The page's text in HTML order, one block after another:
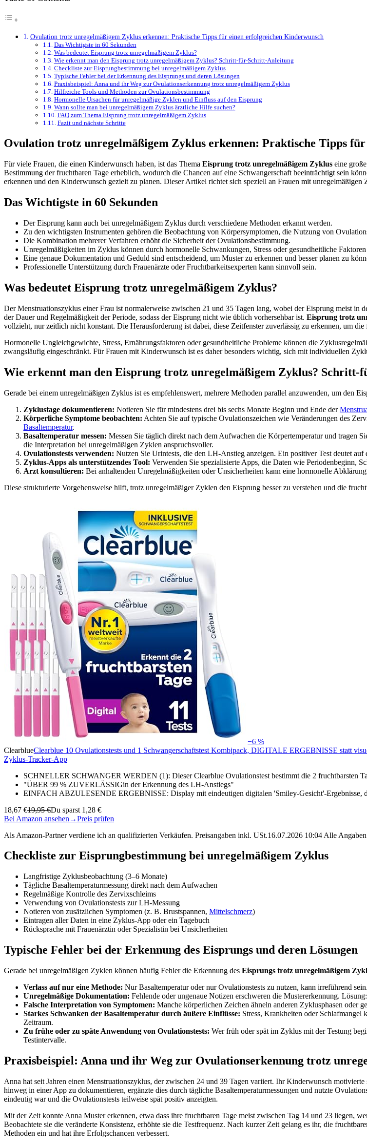
Ovulation trotz unregelmäßigem Zyklus erkennen: Praktische Tipps für einen erfolgreichen Kinderwunsch
Das Wichtigste in 60 Sekunden
Was bedeutet Eisprung trotz unregelmäßigem Zyklus?
Wie erkennt man den Eisprung trotz unregelmäßigem Zyklus? Schritt-für-Schritt-Anleitung
Checkliste zur Eisprungbestimmung bei unregelmäßigem Zyklus
Typische Fehler bei der Erkennung des Eisprungs und deren Lösungen
Praxisbeispiel: Anna und ihr Weg zur Ovulationserkennung trotz unregelmäßigem Zyklus
Hilfreiche Tools und Methoden zur Ovulationsbestimmung
Hormonelle Ursachen für unregelmäßige Zyklen und Einfluss auf den Eisprung
Wann sollte man bei unregelmäßigem Zyklus ärztliche Hilfe suchen?
FAQ zum Thema Eisprung trotz unregelmäßigem Zyklus
Fazit und nächste Schritte
Ovulation trotz unregelmäßigem Zyklus erkennen: Praktische Tipps
Für viele Frauen, die einen Kinderwunsch haben, ist das Thema Eisprung trotz unregelmäßigem Zyklus eine
Bestimmung der fruchtbaren Tage erheblich, wodurch die Chancen auf eine Schwangerschaft beeinträchtigt sein
erkennen und den Kinderwunsch gezielt zu planen. Dieser Artikel richtet sich speziell an Frauen mit
Das Wichtigste in 60 Sekunden
Der Eisprung kann auch bei unregelmäßigem Zyklus durch verschiedene Methoden erkannt werden.
Zu den wichtigsten Instrumenten gehören die Beobachtung von Körpersymptomen, die Nutzung von
Die Kombination mehrerer Verfahren erhöht die Sicherheit der Ovulationsbestimmung.
Unregelmäßigkeiten im Zyklus können durch hormonelle Schwankungen, Stress oder gesundheitliche
Eine genaue Dokumentation und Geduld sind entscheidend, um Muster zu erkennen und besser planen zu
Professionelle Unterstützung durch Frauenärzte oder Fruchtbarkeitsexperten kann sinnvoll sein.
Was bedeutet Eisprung trotz unregelmäßigem Zyklus?
Der Menstruationszyklus einer Frau ist normalerweise zwischen 21 und 35 Tagen lang, wobei der Eisprung meist
der Dauer und Regelmäßigkeit der Periode, sodass der Eisprung nicht wie üblich vorhersehbar ist. Eisprung trotz
vollzieht, nur zeitlich nicht konstant. Die Herausforderung ist dabei, diese Zeitfenster zuverlässig zu erkennen, um
Hormonelle Ungleichgewichte, Stress, Ernährungsfaktoren oder gesundheitliche Probleme können die
zwangsläufig eingeschränkt. Für Frauen mit Kinderwunsch ist es daher besonders wichtig, sich mit individuellen
Wie erkennt man den Eisprung trotz unregelmäßigem Zyklus?
Gerade bei einem unregelmäßigen Zyklus ist es empfehlenswert, mehrere Methoden parallel anzuwenden, um den
Zyklustage dokumentieren: Notieren Sie für mindestens drei bis sechs Monate Beginn und Ende der
Körperliche Symptome beobachten: Achten Sie auf typische Ovulationszeichen wie Veränderungen des
Basaltemperatur.
Basaltemperatur messen: Messen Sie täglich direkt nach dem Aufwachen die Körpertemperatur und tragen
die Interpretation bei unregelmäßigen Zyklen anspruchsvoller.
Ovulationstests verwenden: Nutzen Sie Urintests, die den LH-Anstieg anzeigen. Ein positiver Test deutet
Zyklus-Apps als unterstützendes Tool: Verwenden Sie spezialisierte Apps, die Daten wie Periodenbeginn,
Arzt konsultieren: Bei anhaltenden Unregelmäßigkeiten oder Unsicherheiten kann eine hormonelle
Diese strukturierte Vorgehensweise hilft, trotz unregelmäßiger Zyklen den Eisprung besser zu verstehen und die
−6 %
ClearblueClearblue 10 Ovulationstests und 1 Schwangerschaftstest Kombipack, DIGITALE ERGEBNISSE statt
Zyklus-Tracker-App
SCHNELLER SCHWANGER WERDEN (1): Dieser Clearblue Ovulationstest bestimmt die 2 fruchtbarsten
"ÜBER 99 % ZUVERLÄSSIGin der Erkennung des LH-Anstiegs"
EINFACH ABZULESENDE ERGEBNISSE: Display mit eindeutigen digitalen 'Smiley-Gesicht'-Ergebnisse,
18,67 €19,95 €Du sparst 1,28 €
Bei Amazon ansehen →Preis prüfen
Als Amazon-Partner verdiene ich an qualifizierten Verkäufen. Preisangaben inkl. USt.16.07.2026 10:04 Alle
Checkliste zur Eisprungbestimmung bei unregelmäßigem Zyklus
Langfristige Zyklusbeobachtung (3–6 Monate)
Tägliche Basaltemperaturmessung direkt nach dem Aufwachen
Regelmäßige Kontrolle des Zervixschleims
Verwendung von Ovulationstests zur LH-Messung
Notieren von zusätzlichen Symptomen (z. B. Brustspannen, Mittelschmerz)
Eintragen aller Daten in eine Zyklus-App oder ein Tagebuch
Rücksprache mit Frauenärztin oder Spezialistin bei Unsicherheiten
Typische Fehler bei der Erkennung des Eisprungs und deren Lösungen
Gerade bei unregelmäßigen Zyklen können häufig Fehler die Erkennung des Eisprungs trotz unregelmäßigem
Verlass auf nur eine Methode: Nur Basaltemperatur oder nur Ovulationstests zu nutzen, kann irreführend
Unregelmäßige Dokumentation: Fehlende oder ungenaue Notizen erschweren die Mustererkennung.
Falsche Interpretation von Symptomen: Manche körperlichen Zeichen ähneln anderen Zyklusphasen oder
Starkes Schwanken der Basaltemperatur durch äußere Einflüsse: Stress, Krankheiten oder Schlafmangel
Zeitraum.
Zu frühe oder zu späte Anwendung von Ovulationstests: Wer früh oder spät im Zyklus mit der Testung
Testintervalle.
Praxisbeispiel: Anna und ihr Weg zur Ovulationserkennung trotz
Anna hat seit Jahren einen Menstruationszyklus, der zwischen 24 und 39 Tagen variiert. Ihr Kinderwunsch
hinweg in einer App zu dokumentieren, ergänzte dies durch tägliche Basaltemperaturmessungen und nutzte
eindeutig war und die Ovulationstests teilweise spät positiv anzeigten.
Mit der Zeit konnte Anna Muster erkennen, etwa dass ihre fruchtbaren Tage meist zwischen Tag 14 und 23 liegen,
Beobachtete sie die veränderte Konsistenz, erhöhte sie die Testfrequenz. Nach kurzer Zeit gelang es ihr, die
Methoden ein und hat ihre Erfolgschancen verbessert.